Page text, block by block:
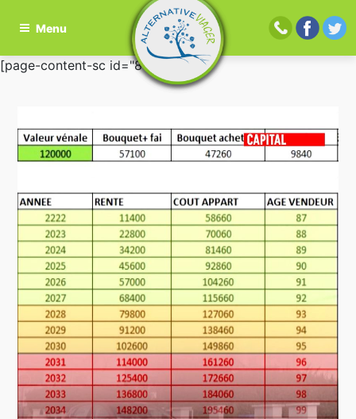
Aller
Menu
[page-content-sc id="81"]